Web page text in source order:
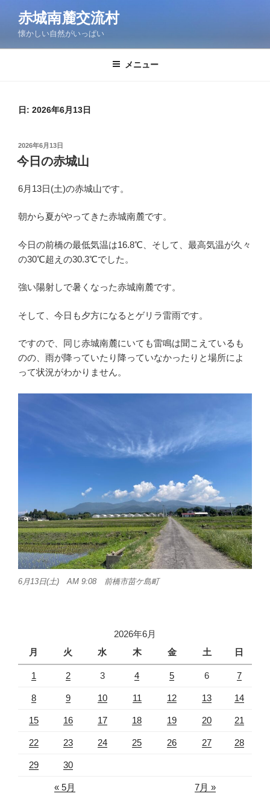
ン
赤城南麓交流村
懐かしい自然がいっぱい
メニュー
日: 2026年6月13日
投
稿
日:
2026年6月13日
今日の赤城山
6月13日(土)の赤城山です。
朝から夏がやってきた赤城南麓です。
今日の前橋の最低気温は16.8℃、そして、最高気温が久々
の30℃超えの30.3℃でした。
強い陽射しで暑くなった赤城南麓です。
そして、今日も夕方になるとゲリラ雷雨です。
ですので、同じ赤城南麓にいても雷鳴は聞こえているも
のの、雨が降っていたり降っていなかったりと場所によ
って状況がわかりません。
6月13日(土) AM 9:08 前橋市苗ケ島町
2026年6月
月
火 水 木 金 土 日
1 2 3 4 5 6 7
8 9 10 11 12 13 14
15 16 17 18 19 20 21
22 23 24 25 26 27 28
29 30
« 5月 7月 »